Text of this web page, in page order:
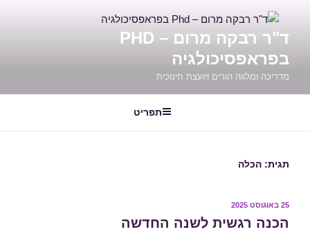
ד"ר רבקה מרום – PHD
בפראפסיכולגיה
מדריכה ומלווה הורים ויועצת חינוכית
תפריט
תגית: הכלה
פורסם
25 באוגוסט 2025
הכנה רגשית לשנה החדשה